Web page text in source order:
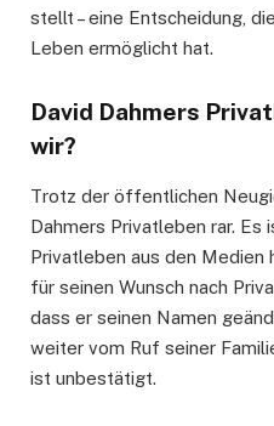
stellt – eine Entscheidung,
Leben ermöglicht hat.
David Dahmers
wir?
Trotz der öffentlichen
Dahmers Privatleben rar. Es
Privatleben aus den Medien
für seinen Wunsch nach
dass er seinen Namen
weiter vom Ruf seiner
ist unbestätigt.